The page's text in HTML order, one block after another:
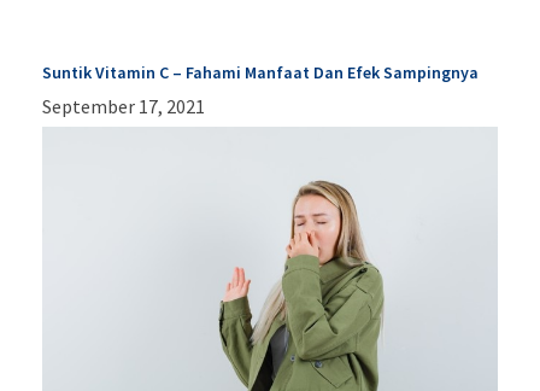
Suntik Vitamin C – Fahami Manfaat Dan Efek Sampingnya
September 17, 2021